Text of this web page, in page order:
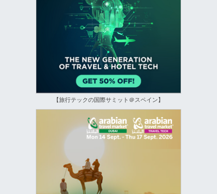
【旅行テックの国際サミット＠スペイン】